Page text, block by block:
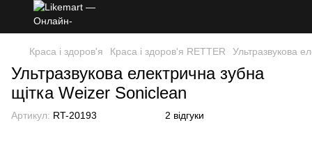
Краса і здоров'я Краса і здоров'я RETTER Ультразвукова
Ультразвукова електрична зубна
щітка Weizer Soniclean
Артикул: RT-20193 2 відгуки